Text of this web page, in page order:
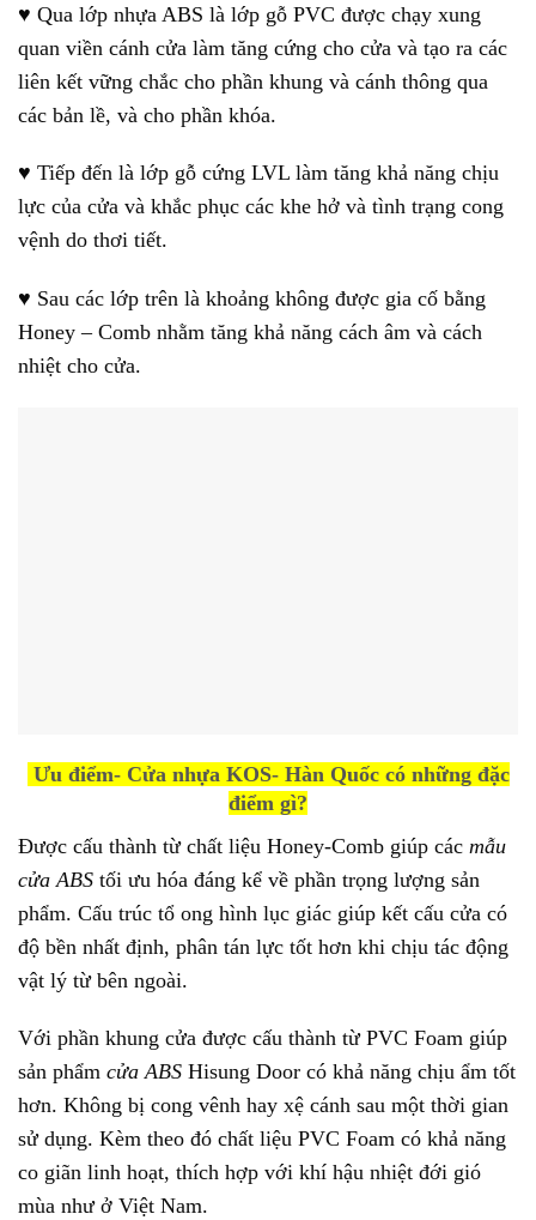
♥ Qua lớp nhựa ABS là lớp gỗ PVC được chạy xung
quan viền cánh cửa làm tăng cứng cho cửa và tạo ra các
liên kết vững chắc cho phần khung và cánh thông qua
các bản lề, và cho phần khóa.
♥ Tiếp đến là lớp gỗ cứng LVL làm tăng khả năng chịu
lực của cửa và khắc phục các khe hở và tình trạng cong
vệnh do thơi tiết.
♥ Sau các lớp trên là khoảng không được gia cố bằng
Honey – Comb nhằm tăng khả năng cách âm và cách
nhiệt cho cửa.
Ưu điểm- Cửa nhựa KOS- Hàn Quốc có những đặc
điểm gì?
Được cấu thành từ chất liệu Honey-Comb giúp các mẫu
cửa ABS tối ưu hóa đáng kể về phần trọng lượng sản
phẩm. Cấu trúc tổ ong hình lục giác giúp kết cấu cửa có
độ bền nhất định, phân tán lực tốt hơn khi chịu tác động
vật lý từ bên ngoài.
Với phần khung cửa được cấu thành từ PVC Foam giúp
sản phẩm cửa ABS Hisung Door có khả năng chịu ẩm tốt
hơn. Không bị cong vênh hay xệ cánh sau một thời gian
sử dụng. Kèm theo đó chất liệu PVC Foam có khả năng
co giãn linh hoạt, thích hợp với khí hậu nhiệt đới gió
mùa như ở Việt Nam.